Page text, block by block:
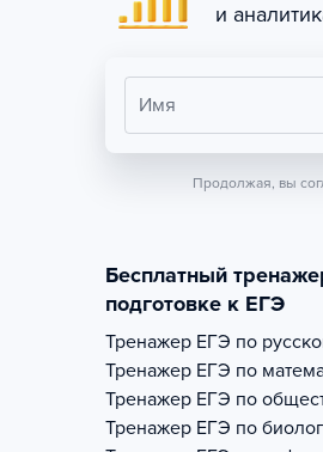
и
Имя
Продолжая, вы
Бесплатный
подготовке к ЕГЭ
Тренажер ЕГЭ по
Тренажер ЕГЭ по
Тренажер ЕГЭ по
Тренажер ЕГЭ по